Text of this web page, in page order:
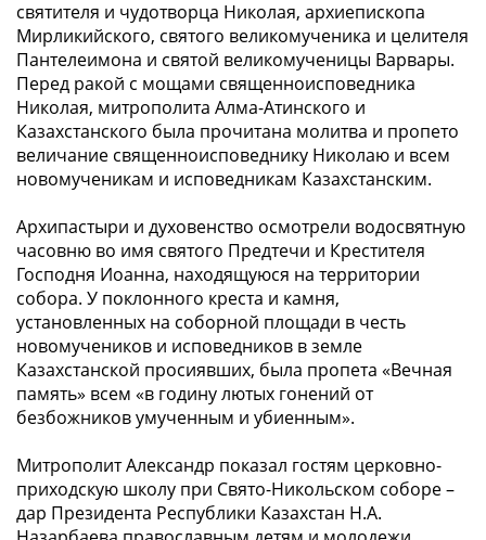
святителя и чудотворца Николая, архиепископа
Мирликийского, святого великомученика и целителя
Пантелеимона и святой великомученицы Варвары.
Перед ракой с мощами священноисповедника
Николая, митрополита Алма-Атинского и
Казахстанского была прочитана молитва и пропето
величание священноисповеднику Николаю и всем
новомученикам и исповедникам Казахстанским.
Архипастыри и духовенство осмотрели водосвятную
часовню во имя святого Предтечи и Крестителя
Господня Иоанна, находящуюся на территории
собора. У поклонного креста и камня,
установленных на соборной площади в честь
новомучеников и исповедников в земле
Казахстанской просиявших, была пропета «Вечная
память» всем «в годину лютых гонений от
безбожников умученным и убиенным».
Митрополит Александр показал гостям церковно-
приходскую школу при Свято-Никольском соборе –
дар Президента Республики Казахстан Н.А.